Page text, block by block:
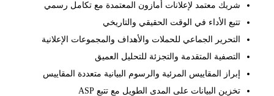
شريك معتمد لإعلانات أمازون المعتمدة مع تكامل رسمي
تتبع الأداء في الوقت الحقيقي والتاريخي
التحرير الجماعي للحملات والأهداف والمجموعات الإعلانية
التصفية المتقدمة والتجزئة للتحليل العميق
إبراز المقاييس المرئية والرسوم البيانية متعددة المقاييس
تخزين البيانات على المدى الطويل مع تتبع ASP